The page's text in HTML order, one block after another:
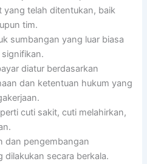
yang telah ditentukan, baik
tim.
sumbangan yang luar biasa
diatur berdasarkan
dan ketentuan hukum yang
cuti sakit, cuti melahirkan,
dan pengembangan
dilakukan secara berkala.